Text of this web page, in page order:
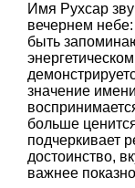
Имя Рухсар
вечернем небе:
быть
значение
больше
подчеркивает
достоинство,
важнее